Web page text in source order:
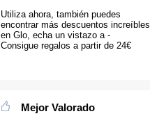
Utiliza ahora, también puedes
encontrar más descuentos increíbles
en Glo, echa un vistazo a -
Consigue regalos a partir de 24€
Mejor Valorado